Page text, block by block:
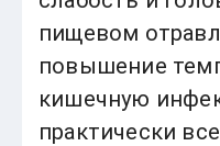
пищевом
повышение
кишечную
практически